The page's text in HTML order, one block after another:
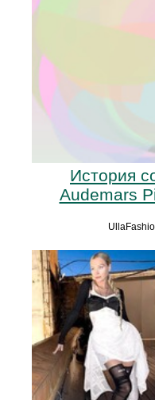
История
Audemars